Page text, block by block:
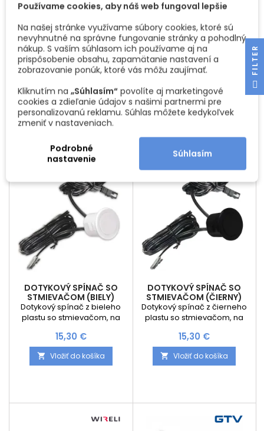
DVEROVÝ SENZOR NA
ZAPUSTENIE AJ MONTÁŽ
NA POVRCH 12/24V ,60W /
BIELY
Senzor dverí -
zapnutie/vypnutie osvetlenia
inštalácia alebo na povrch
(pomocou držiaka). Dosah
(cca 6 cm) je ovplyvnený
farbou dverí, tmavé matné
a znižujú dosah. Káble s
dĺžkou 1 m s konektormi MINI
Cena
11,64 €
 Vložiť do košíka
DVEROVÝ SENZOR NA
ZAPUSTENIE AJ MONTÁŽ
NA POVRCH 12/24V ,60W /
ČIERNY
Senzor dverí -
zapnutie/vypnutie osvetlenia
inštalácia alebo na povrch
(pomocou držiaka). Dosah
(cca 6 cm) je ovplyvnený
dekory majú nízku odrazivosť
a znižujú dosah. Káble s
dĺžkou 1 m s konektormi MINI
na jednoduché pripojenie.
Cena
11,64 €
 Vložiť do košíka
DOTYKOVÝ SPÍNAČ SO
STMIEVAČOM (BIELY)
Dotykový spínač z bieleho
plastu so stmievačom, na
Cena
15,30 €
 Vložiť do košíka
DOTYKOVÝ SPÍNAČ SO
STMIEVAČOM (ČIERNY)
Dotykový spínač z čierneho
plastu so stmievačom, na
Cena
15,30 €
 Vložiť do košíka
Používame cookies, aby náš web fungoval lepšie
Na našej stránke využívame súbory cookies, ktoré sú
nevyhnutné na správne fungovanie stránky a pohodlný
nákup. S vaším súhlasom ich používame aj na
prispôsobenie obsahu, zapamätanie nastavení a
zobrazovanie ponúk, ktoré vás môžu zaujímať.
Kliknutím na „Súhlasím“ povolíte aj marketingové
cookies a zdieľanie údajov s našimi partnermi pre
personalizovanú reklamu. Súhlas môžete kedykoľvek
zmeniť v nastaveniach.
Podrobné
nastavenie
Súhlasím
R